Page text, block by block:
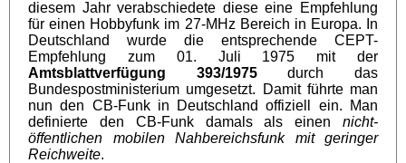
diesem Jahr verabschiedete diese eine Empfehlung
für einen Hobbyfunk im 27-MHz Bereich in Europa. In
Deutschland wurde die entsprechende CEPT-
Empfehlung zum 01. Juli 1975 mit der
Amtsblattverfügung 393/1975durch das
Bundespostministerium umgesetzt. Damit führte man
nun den CB-Funk in Deutschland offiziell ein. Man
definierte den CB-Funk damals als einen nicht-
öffentlichen mobilen Nahbereichsfunk mit geringer
Reichweite.